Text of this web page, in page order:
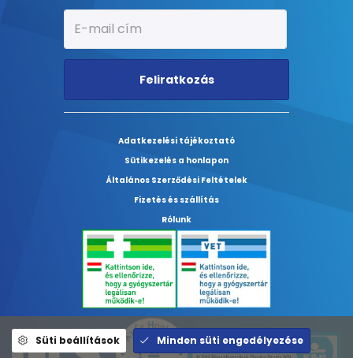
Feliratkozás
Adatkezelési tájékoztató
Sütikezelés a honlapon
Általános Szerződési Feltételek
Fizetés és szállítás
Rólunk
Süti beállítások Minden süti engedélyezése